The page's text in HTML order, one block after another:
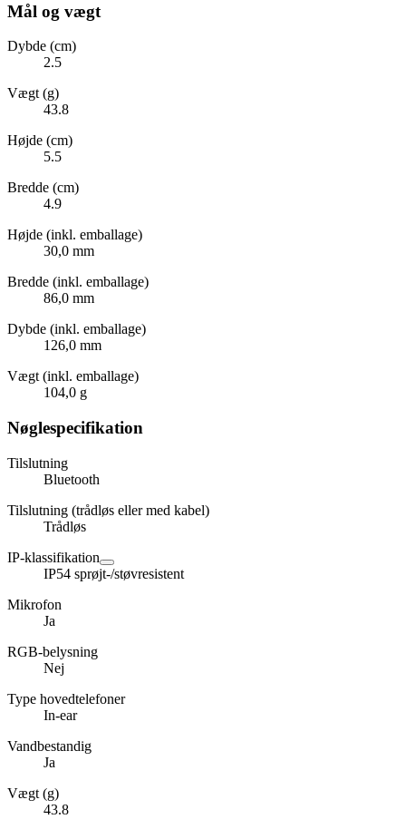
Mål og vægt
Dybde (cm)
2.5
Vægt (g)
43.8
Højde (cm)
5.5
Bredde (cm)
4.9
Højde (inkl. emballage)
30,0 mm
Bredde (inkl. emballage)
86,0 mm
Dybde (inkl. emballage)
126,0 mm
Vægt (inkl. emballage)
104,0 g
Nøglespecifikation
Tilslutning
Bluetooth
Tilslutning (trådløs eller med kabel)
Trådløs
IP-klassifikation
IP54 sprøjt-/støvresistent
Mikrofon
Ja
RGB-belysning
Nej
Type hovedtelefoner
In-ear
Vandbestandig
Ja
Vægt (g)
43.8